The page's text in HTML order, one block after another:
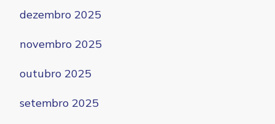
dezembro 2025
novembro 2025
outubro 2025
setembro 2025